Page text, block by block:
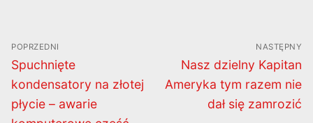
Nawigacja
wpisu
POPRZEDNI
Poprzedni
wpis:
Spuchnięte
kondensatory na złotej
płycie – awarie
NASTĘPNY
Następny
wpis:
Nasz dzielny Kapitan
Ameryka tym razem nie
dał się zamrozić